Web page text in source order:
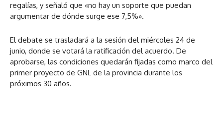
regalías, y señaló que «no hay un soporte que puedan
argumentar de dónde surge ese 7,5%».
El debate se trasladará a la sesión del miércoles 24 de
junio, donde se votará la ratificación del acuerdo. De
aprobarse, las condiciones quedarán fijadas como marco del
primer proyecto de GNL de la provincia durante los
próximos 30 años.